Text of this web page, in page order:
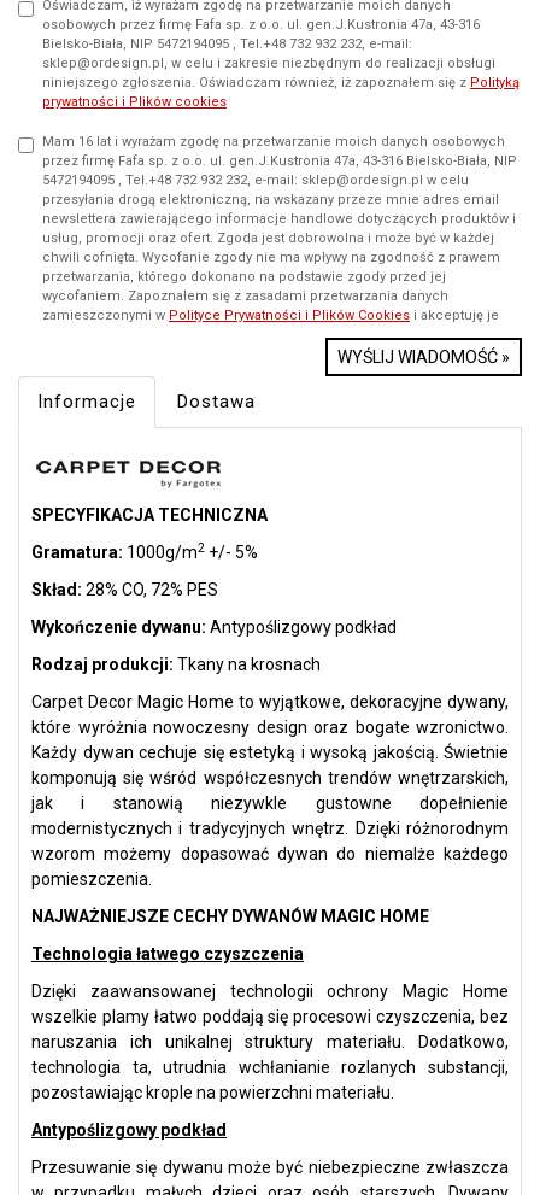
Oświadczam, iż wyrażam zgodę na przetwarzanie moich danych
osobowych przez firmę Fafa sp. z o.o. ul. gen.J.Kustronia 47a, 43-316
Bielsko-Biała, NIP 5472194095 , Tel.+48 732 932 232, e-mail:
sklep@ordesign.pl, w celu i zakresie niezbędnym do realizacji obsługi
niniejszego zgłoszenia. Oświadczam również, iż zapoznałem się z Polityką
prywatności i Plików cookies
Mam 16 lat i wyrażam zgodę na przetwarzanie moich danych osobowych
przez firmę Fafa sp. z o.o. ul. gen.J.Kustronia 47a, 43-316 Bielsko-Biała, NIP
5472194095 , Tel.+48 732 932 232, e-mail: sklep@ordesign.pl w celu
przesyłania drogą elektroniczną, na wskazany przeze mnie adres email
newslettera zawierającego informacje handlowe dotyczących produktów i
usług, promocji oraz ofert. Zgoda jest dobrowolna i może być w każdej
chwili cofnięta. Wycofanie zgody nie ma wpływy na zgodność z prawem
przetwarzania, którego dokonano na podstawie zgody przed jej
wycofaniem. Zapoznałem się z zasadami przetwarzania danych
zamieszczonymi w Polityce Prywatności i Plików Cookies i akceptuję je
WYŚLIJ WIADOMOŚĆ »
Informacje Dostawa
SPECYFIKACJA TECHNICZNA
Gramatura: 1000g/m2 +/- 5%
Skład: 28% CO, 72% PES
Wykończenie dywanu: Antypoślizgowy podkład
Rodzaj produkcji: Tkany na krosnach
Carpet Decor Magic Home to wyjątkowe, dekoracyjne dywany,
które wyróżnia nowoczesny design oraz bogate wzronictwo.
Każdy dywan cechuje się estetyką i wysoką jakością. Świetnie
komponują się wśród współczesnych trendów wnętrzarskich,
jak i stanowią niezywkle gustowne dopełnienie
modernistycznych i tradycyjnych wnętrz. Dzięki różnorodnym
wzorom możemy dopasować dywan do niemalże każdego
pomieszczenia.
NAJWAŻNIEJSZE CECHY DYWANÓW MAGIC HOME
Technologia łatwego czyszczenia
Dzięki zaawansowanej technologii ochrony Magic Home
wszelkie plamy łatwo poddają się procesowi czyszczenia, bez
naruszania ich unikalnej struktury materiału. Dodatkowo,
technologia ta, utrudnia wchłanianie rozlanych substancji,
pozostawiając krople na powierzchni materiału.
Antypoślizgowy podkład
Przesuwanie się dywanu może być niebezpieczne zwłaszcza